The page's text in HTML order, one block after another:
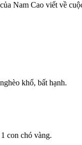
Nam Cao viết về
khổ, bất hạnh.
con chó vàng.